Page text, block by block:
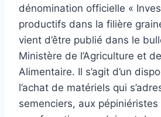
dénomination officielle «
productifs dans la filière
vient d’être publié dans le
Ministère de l’Agriculture et
Alimentaire. Il s’agit d’un
l’achat de matériels qui
semenciers, aux